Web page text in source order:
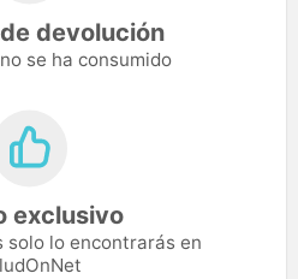
devolución
se ha consumido
exclusivo
solo lo encontrarás en